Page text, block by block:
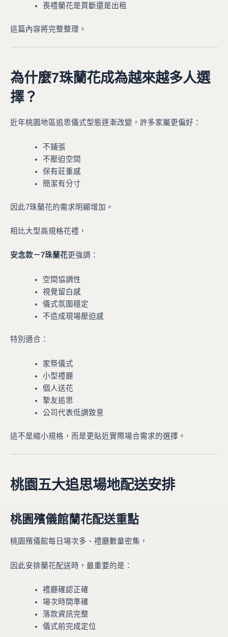
喪禮蘭花是買斷還是出租
這篇內容將完整整理。
為什麼7珠蘭花成為越來越多人選
擇？
近年桃園地區追思儀式型態逐漸改變，許多家屬更偏好：
不鋪張
不壓迫空間
保有莊重感
簡潔有分寸
因此7珠蘭花的需求明顯增加。
相比大型高規格花禮，
安念款－7珠蘭花更強調：
空間協調性
視覺留白感
儀式氛圍穩定
不造成現場壓迫感
特別適合：
家祭儀式
小型禮廳
個人送花
摯友追思
公司代表低調致意
這不是縮小規格，而是更貼近實際場合需求的選擇。
桃園五大追思場地配送安排
桃園殯儀館蘭花配送重點
桃園殯儀館每日場次多、禮廳數量密集，
因此安排蘭花配送時，最重要的是：
禮廳確認正確
場次時間準確
落款資訊完整
儀式前完成定位